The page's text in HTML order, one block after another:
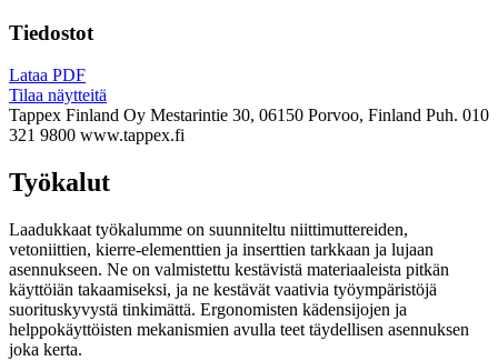
Tiedostot
Lataa PDF
Tilaa näytteitä
Tappex Finland Oy Mestarintie 30, 06150 Porvoo, Finland Puh. 010
321 9800 www.tappex.fi
Työkalut
Laadukkaat työkalumme on suunniteltu niittimuttereiden,
vetoniittien, kierre-elementtien ja inserttien tarkkaan ja lujaan
asennukseen. Ne on valmistettu kestävistä materiaaleista pitkän
käyttöiän takaamiseksi, ja ne kestävät vaativia työympäristöjä
suorituskyvystä tinkimättä. Ergonomisten kädensijojen ja
helppokäyttöisten mekanismien avulla teet täydellisen asennuksen
joka kerta.